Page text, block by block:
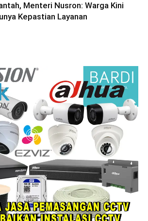
Menteri Nusron: Warga Kini
Kepastian Layanan